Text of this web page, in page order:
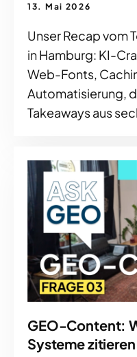
13. Mai 2026
Unser Recap vom
in Hamburg: KI-
Web-Fonts,
Automatisierung,
Takeaways aus
GEO-Content:
Systeme zitieren